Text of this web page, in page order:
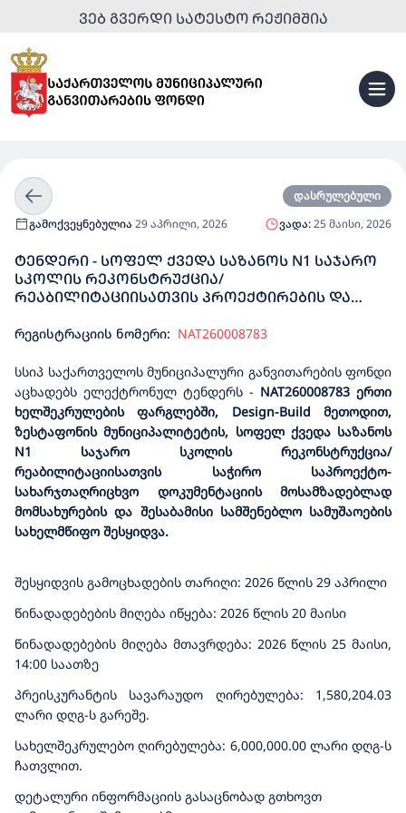
ᲕᲔᲑ ᲒᲕᲔᲠᲓᲘ ᲡᲐᲢᲔᲡᲢᲝ ᲠᲔᲟᲘᲛᲨᲘᲐ
დასრულებული
გამოქვეყნებულია 29 აპრილი, 2026 ვადა:25 მაისი, 2026
ᲢᲔᲜᲓᲔᲠᲘ - ᲡᲝᲤᲔᲚ ᲥᲕᲔᲓᲐ ᲡᲐᲖᲐᲜᲝᲡ N1 ᲡᲐᲯᲐᲠᲝ
ᲡᲙᲝᲚᲘᲡ ᲠᲔᲙᲝᲜᲡᲢᲠᲣᲥᲪᲘᲐ/
ᲠᲔᲐᲑᲘᲚᲘᲢᲐᲪᲘᲘᲡᲐᲗᲕᲘᲡ ᲞᲠᲝᲔᲥᲢᲘᲠᲔᲑᲘᲡ ᲓᲐ
ᲡᲐᲮᲔᲚᲛᲬᲘᲤᲝ ᲨᲔᲡᲧᲘᲓᲕᲐ
რეგისტრაციის ნომერი: NAT260008783
სსიპ საქართველოს მუნიციპალური განვითარების ფონდი
აცხადებს ელექტრონულ ტენდერს - NAT260008783 ერთი
ხელშეკრულების ფარგლებში, Design-Build მეთოდით,
ზესტაფონის მუნიციპალიტეტის, სოფელ ქვედა საზანოს
N1 საჯარო სკოლის რეკონსტრუქცია/
რეაბილიტაციისათვის საჭირო საპროექტო-
სახარჯთაღრიცხვო დოკუმენტაციის მოსამზადებლად
მომსახურების და შესაბამისი სამშენებლო სამუშაოების
სახელმწიფო შესყიდვა.
შესყიდვის გამოცხადების თარიღი: 2026 წლის 29 აპრილი
წინადადებების მიღება იწყება: 2026 წლის 20 მაისი
წინადადებების მიღება მთავრდება: 2026 წლის 25 მაისი,
14:00 საათზე
პრეისკურანტის სავარაუდო ღირებულება: 1,580,204.03
ლარი დღგ-ს გარეშე.
სახელშეკრულებო ღირებულება: 6,000,000.00 ლარი დღგ-ს
ჩათვლით.
დეტალური ინფორმაციის გასაცნობად გთხოვთ